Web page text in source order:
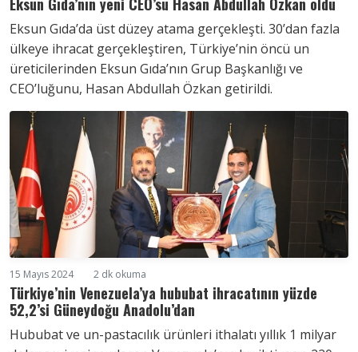
Eksun Gıda’da üst düzey atama gerçekleşti. 30’dan fazla
ülkeye ihracat gerçekleştiren, Türkiye’nin öncü un
üreticilerinden Eksun Gıda’nın Grup Başkanlığı ve
CEO’luğunu, Hasan Abdullah Özkan getirildi.
15 Mayıs 2024 2 dk okuma
Türkiye’nin Venezuela’ya hububat ihracatının yüzde
52,2’si Güneydoğu Anadolu’dan
Hububat ve un-pastacılık ürünleri ithalatı yıllık 1 milyar